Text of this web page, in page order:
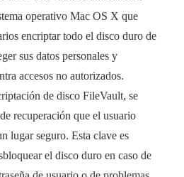
operativo Mac OS X que
encriptar todo el disco duro de
sus datos personales y
accesos no autorizados.
de disco FileVault, se
recuperación que el usuario
lugar seguro. Esta clave es
el disco duro en caso de